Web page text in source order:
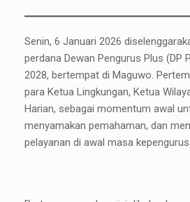
Senin, 6 Januari 2026
perdana Dewan Pengurus Plus (DP
2028, bertempat di Maguwo.
para Ketua Lingkungan, Ketua
Harian, sebagai momentum awal
menyamakan pemahaman, dan
pelayanan di awal masa